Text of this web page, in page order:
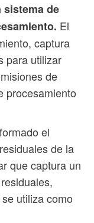
de
El
captura
para utilizar
de
procesamiento
el
de la
que captura un
utiliza como